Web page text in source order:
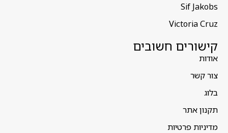
Sif Jakobs
Victoria Cruz
קישורים חשובים
אודות
צור קשר
בלוג
תקנון אתר
מדיניות פרטיות